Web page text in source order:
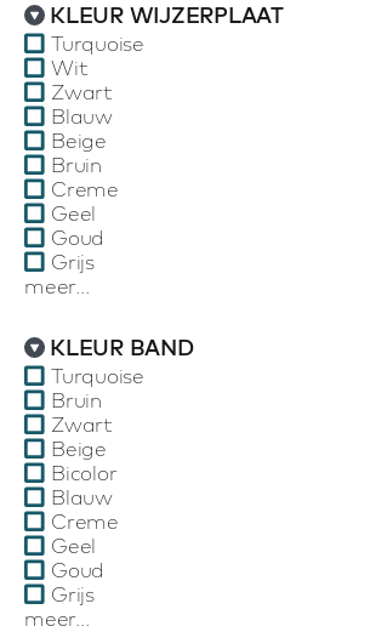
KLEUR WIJZERPLAAT
Turquoise
Wit
Zwart
Blauw
Beige
Bruin
Creme
Geel
Goud
Grijs
meer...
KLEUR BAND
Turquoise
Bruin
Zwart
Beige
Bicolor
Blauw
Creme
Geel
Goud
Grijs
meer...